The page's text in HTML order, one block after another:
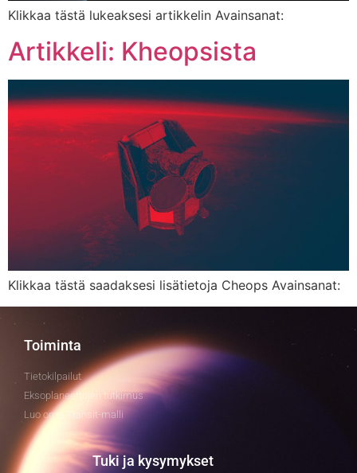
Klikkaa tästä lukeaksesi artikkelin Avainsanat:
Artikkeli: Kheopsista
Klikkaa tästä saadaksesi lisätietoja Cheops Avainsanat:
Toiminta
Tietokilpailut
Eksoplaneettojen tutkimus
Luo oma Transit-malli
Tuki ja kysymykset